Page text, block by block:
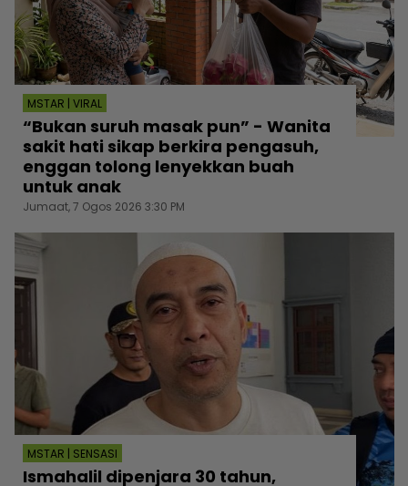
MSTAR | VIRAL
“Bukan suruh masak pun” - Wanita
sakit hati sikap berkira pengasuh,
enggan tolong lenyekkan buah
untuk anak
Jumaat, 7 Ogos 2026 3:30 PM
MSTAR | SENSASI
Ismahalil dipenjara 30 tahun,